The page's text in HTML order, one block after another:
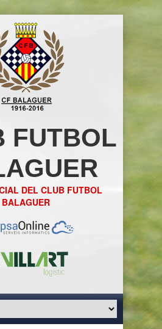
FUTBOL
DEL CLUB FUTBOL
BALAGUER